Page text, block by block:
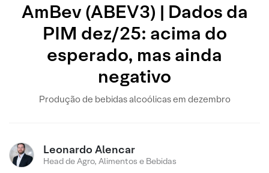
AmBev (ABEV3) | Dados da
PIM dez/25: acima do
esperado, mas ainda
negativo
Produção de bebidas alcoólicas em dezembro
Leonardo Alencar
Head de Agro, Alimentos e Bebidas